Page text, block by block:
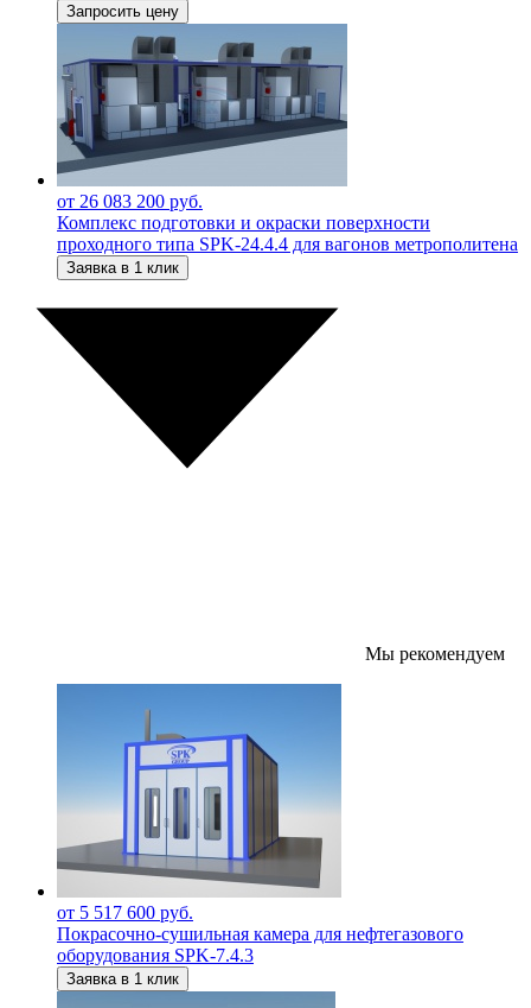
Запросить цену
от 26 083 200 руб.
Комплекс подготовки и окраски поверхности
проходного типа SPK-24.4.4 для вагонов метрополитена
Заявка в 1 клик
Мы рекомендуем
от 5 517 600 руб.
Покрасочно-сушильная камера для нефтегазового
оборудования SPK-7.4.3
Заявка в 1 клик